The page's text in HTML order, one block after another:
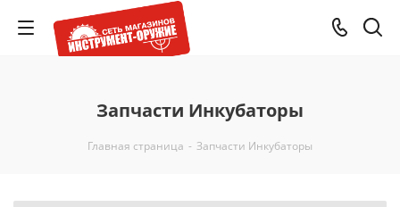
Запчасти Инкубаторы
Главная страница - Запчасти Инкубаторы